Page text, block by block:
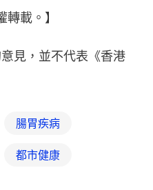
轉載。】
見，並不代表《香港
腸胃疾病
都市健康